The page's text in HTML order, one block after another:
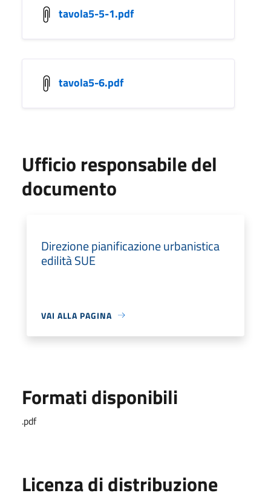
tavola5-5-1.pdf
tavola5-6.pdf
Ufficio responsabile del
documento
Direzione pianificazione urbanistica
edilità SUE
VAI ALLA PAGINA
Formati disponibili
.pdf
Licenza di distribuzione